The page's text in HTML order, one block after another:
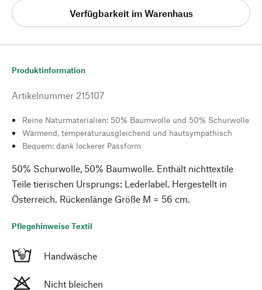
Verfügbarkeit im Warenhaus
Produktinformation
Artikelnummer 215107
Reine Naturmaterialien: 50% Baumwolle und 50% Schurwolle
Wärmend, temperaturausgleichend und hautsympathisch
Bequem: dank lockerer Passform
50% Schurwolle, 50% Baumwolle. Enthält nichttextile
Teile tierischen Ursprungs: Lederlabel. Hergestellt in
Österreich. Rückenlänge Größe M = 56 cm.
Pflegehinweise Textil
Handwäsche
Nicht bleichen